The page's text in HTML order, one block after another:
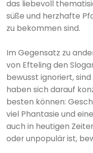
das liebevoll
süße und herzhafte
zu bekommen sind.
Im Gegensatz zu
von Efteling den
bewusst ignoriert,
haben sich darauf
besten können:
viel Phantasie und
auch in heutigen
oder unpopulär ist,